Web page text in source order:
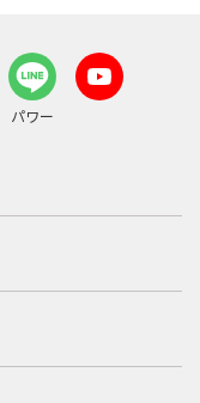
パワー